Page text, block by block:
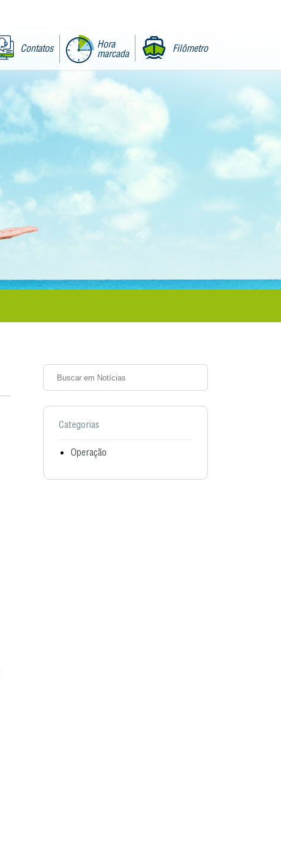
Contatos
Hora
marcada
Filômetro
Categorias
Operação